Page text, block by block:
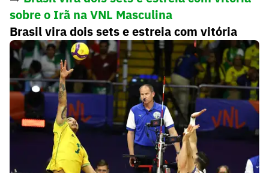
sobre o Irã na VNL Masculina
Brasil vira dois sets e estreia com vitória